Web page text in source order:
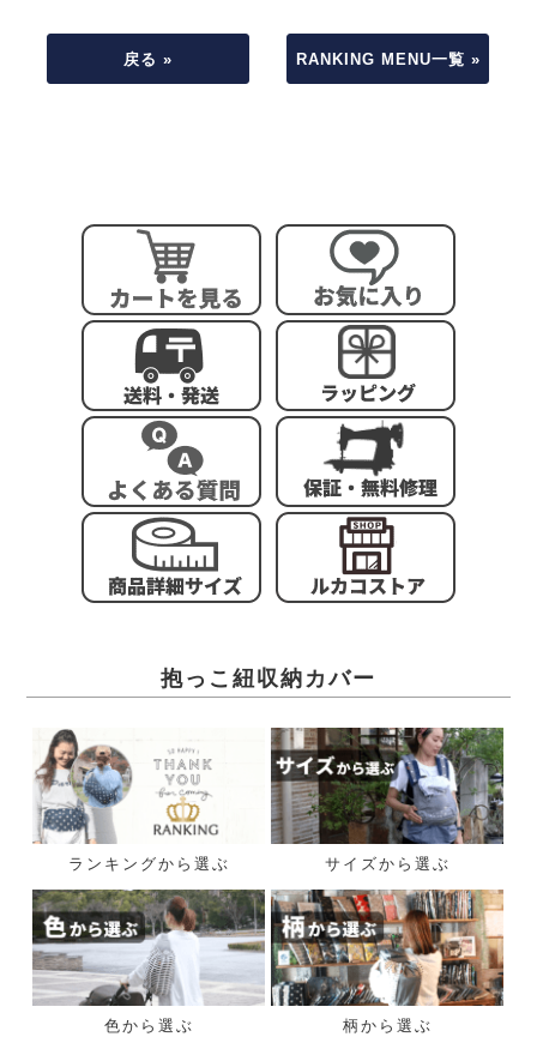
戻る » RANKING MENU一覧 »
抱っこ紐収納カバー
ランキングから選ぶ サイズから選ぶ
色から選ぶ 柄から選ぶ